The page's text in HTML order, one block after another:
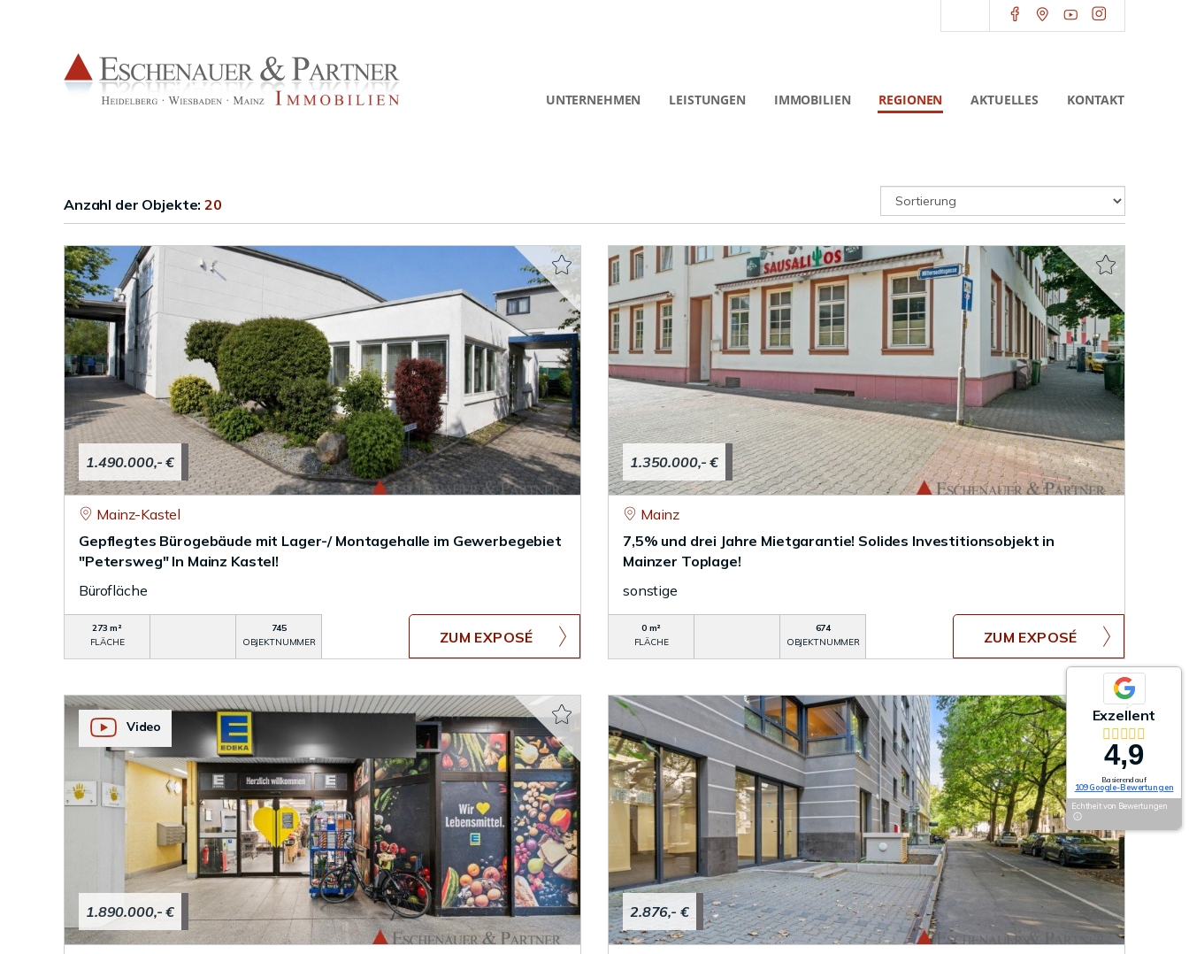
UNTERNEHMEN LEISTUNGEN IMMOBILIEN REGIONEN AKTUELLES KONTAKT
Anzahl der Objekte:20
1.490.000,- €
Mainz-Kastel
Gepflegtes Bürogebäude mit Lager-/ Montagehalle im Gewerbegebiet
"Petersweg" In Mainz Kastel!
Bürofläche
273 m²
FLÄCHE
745
OBJEKTNUMMER
ZUM EXPOSÉ
1.350.000,- €
Mainz
7,5% und drei Jahre Mietgarantie! Solides Investitionsobjekt in
Mainzer Toplage!
sonstige
0 m²
FLÄCHE
674
OBJEKTNUMMER
ZUM EXPOSÉ
1.890.000,- €
Video
2.876,- €
Exzellent
4,9
Basierend auf
109 Google-Bewertungen
Echtheit von Bewertungen